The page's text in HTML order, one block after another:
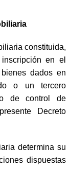
constituida,
en el
dados en
o un tercero
de control de
Decreto
determina su
dispuestas